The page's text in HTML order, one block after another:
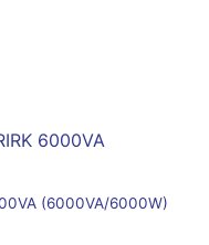
(6000VA/6000W)